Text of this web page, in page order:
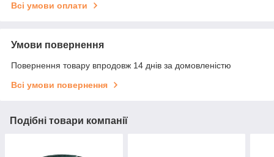
Всі умови оплати
Умови повернення
Повернення товару впродовж 14 днів за домовленістю
Всі умови повернення
Подібні товари компанії